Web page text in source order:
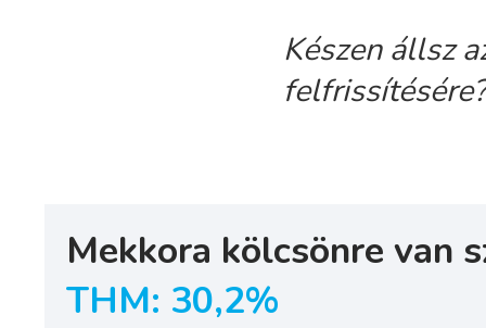
Készen állsz